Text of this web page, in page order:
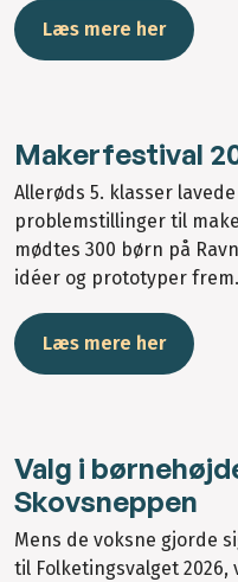
Læs mere her
Makerfestival
Allerøds 5. klasser
problemstillinger til
mødtes 300 børn på
idéer og prototyper frem.
Læs mere her
Valg i
Skovsneppen
Mens de voksne gjorde
til Folketingsvalget